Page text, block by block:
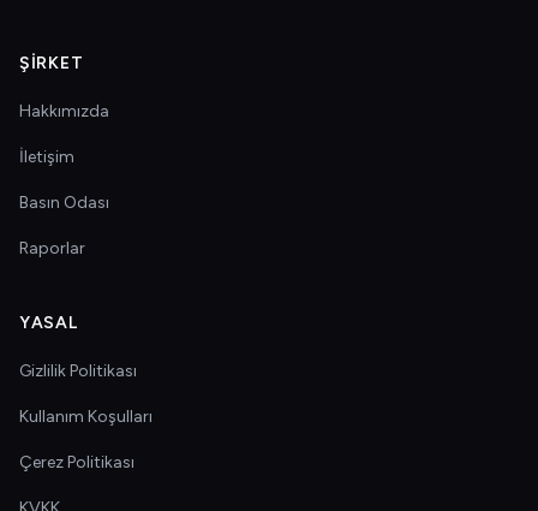
ŞIRKET
Hakkımızda
İletişim
Basın Odası
Raporlar
YASAL
Gizlilik Politikası
Kullanım Koşulları
Çerez Politikası